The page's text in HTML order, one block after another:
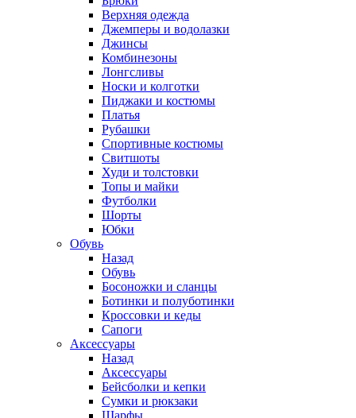
Верхняя одежда
Джемперы и водолазки
Джинсы
Комбинезоны
Лонгсливы
Носки и колготки
Пиджаки и костюмы
Платья
Рубашки
Спортивные костюмы
Свитшоты
Худи и толстовки
Топы и майки
Футболки
Шорты
Юбки
Обувь
Назад
Обувь
Босоножки и сланцы
Ботинки и полуботинки
Кроссовки и кеды
Сапоги
Аксессуары
Назад
Аксессуары
Бейсболки и кепки
Сумки и рюкзаки
Шарфы